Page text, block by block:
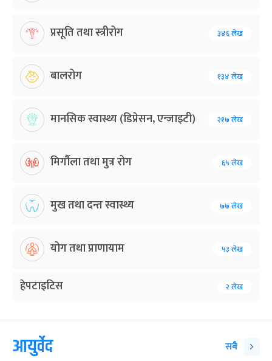
प्रसूति तथा स्त्रीरोग ३४६ लेख
बालरोग १३४ लेख
मानसिक स्वास्थ्य (डिप्रेसन, एन्जाइटी) २१७ लेख
मिर्गौला तथा मुत्र रोग ६५ लेख
मुख तथा दन्त स्वास्थ्य ७७ लेख
योग तथा प्राणायाम ५३ लेख
हेपटाइटिस २ लेख
आयुर्वेद सबै